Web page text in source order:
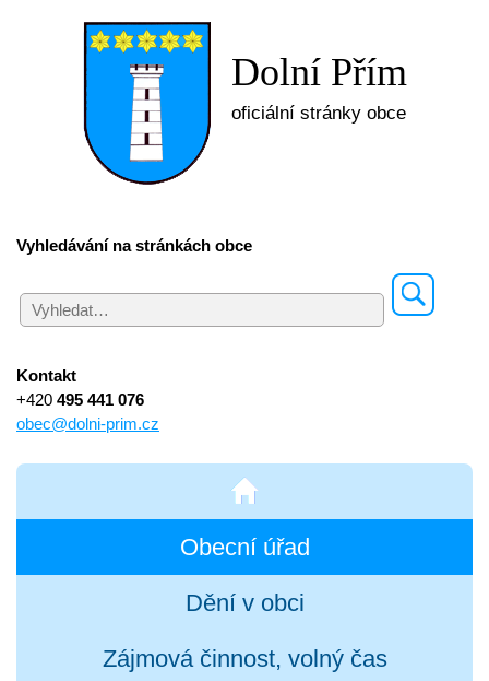
Dolní Přím
oficiální stránky obce
Vyhledávání na stránkách obce
Kontakt
+420 495 441 076
obec@dolni-prim.cz
Obecní úřad
Dění v obci
Zájmová činnost, volný čas